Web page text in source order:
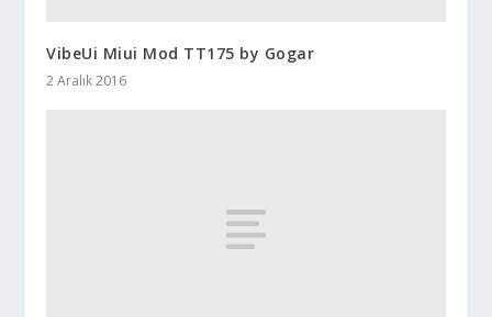
VibeUi Miui Mod TT175 by Gogar
2 Aralık 2016